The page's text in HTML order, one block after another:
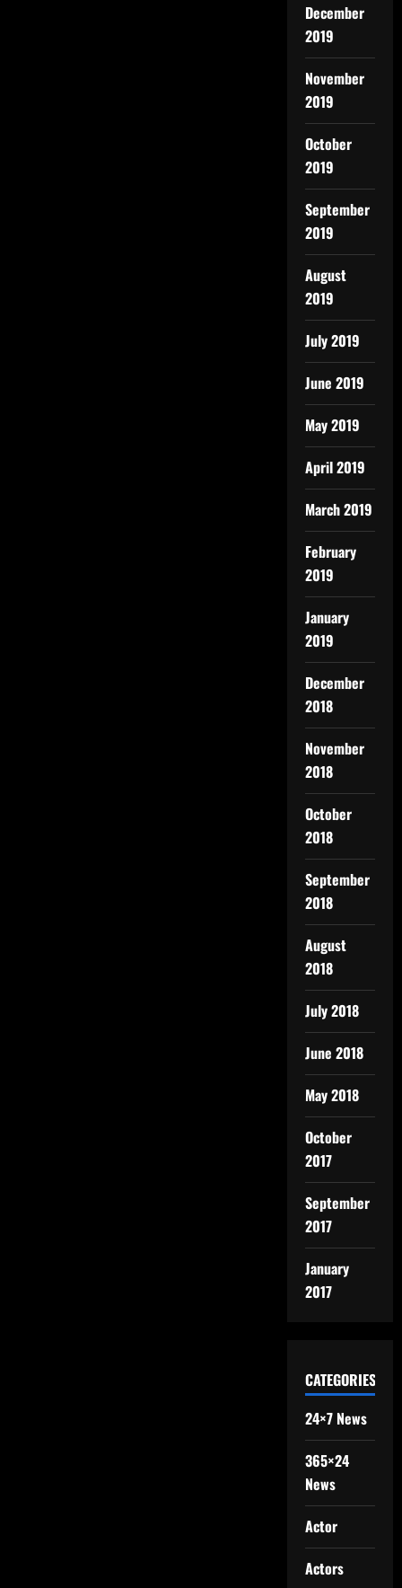
December
2019
November
2019
October
2019
September
2019
August
2019
July 2019
June 2019
May 2019
April 2019
March 2019
February
2019
January
2019
December
2018
November
2018
October
2018
September
2018
August
2018
July 2018
June 2018
May 2018
October
2017
September
2017
January
2017
CATEGORIES
24×7 News
365×24
News
Actor
Actors